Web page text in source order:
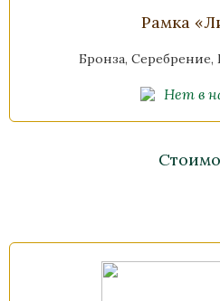
Рамка
Бронза, Серебрение,
Нет в